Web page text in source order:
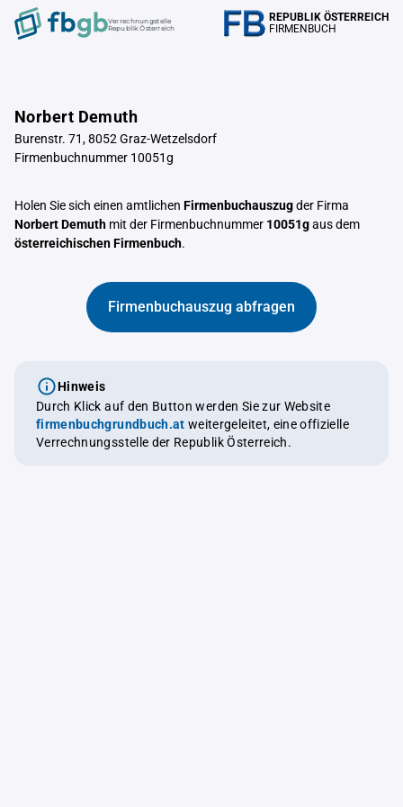
Verrechnungstelle
Republik Österreich
REPUBLIK ÖSTERREICH
FIRMENBUCH
Norbert Demuth
Burenstr. 71, 8052 Graz-Wetzelsdorf
Firmenbuchnummer 10051g
Holen Sie sich einen amtlichen Firmenbuchauszugder Firma
Norbert Demuth mit der Firmenbuchnummer 10051gaus dem
österreichischen Firmenbuch.
Firmenbuchauszug abfragen
Hinweis
Durch Klick auf den Button werden Sie zur Website
firmenbuchgrundbuch.at weitergeleitet, eine offizielle
Verrechnungsstelle der Republik Österreich.